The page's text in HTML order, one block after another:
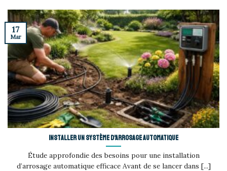
Installer un système d’arrosage automatique
Étude approfondie des besoins pour une installation
d’arrosage automatique efficace Avant de se lancer dans [...]
17
Mar